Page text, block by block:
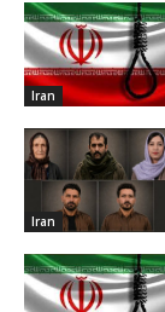
Iran
Iran